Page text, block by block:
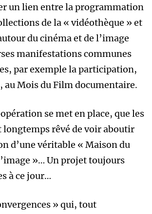
un lien entre la programmation
de la « vidéothèque » et
du cinéma et de l’image
manifestations communes
par exemple la participation,
au Mois du Film documentaire.
se met en place, que les
longtemps rêvé de voir aboutir
d’une véritable « Maison du
»… Un projet toujours
à ce jour…
» qui, tout